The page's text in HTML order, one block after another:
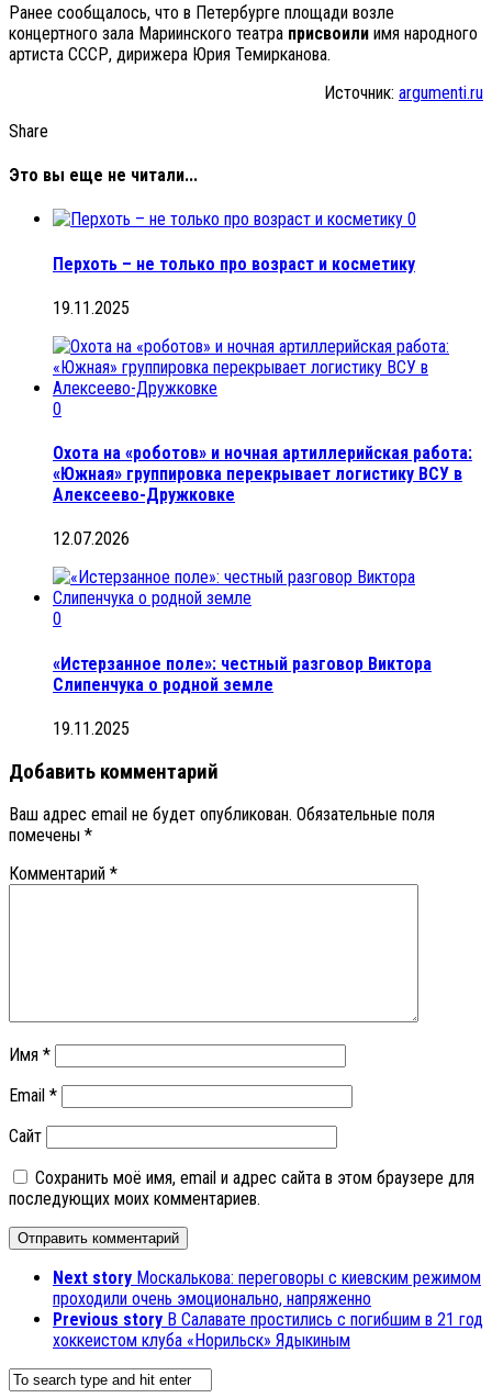
Ранее сообщалось, что в Петербурге площади возле
концертного зала Мариинского театра присвоили имя народного
артиста СССР, дирижера Юрия Темирканова.
Источник: argumenti.ru
Share
Это вы еще не читали...
0
Перхоть – не только про возраст и косметику
19.11.2025
0
Охота на «роботов» и ночная артиллерийская работа:
«Южная» группировка перекрывает логистику ВСУ в
Алексеево-Дружковке
12.07.2026
0
«Истерзанное поле»: честный разговор Виктора
Слипенчука о родной земле
19.11.2025
Добавить комментарий
Ваш адрес email не будет опубликован. Обязательные поля
помечены *
Комментарий *
Имя *
Email *
Сайт
Сохранить моё имя, email и адрес сайта в этом браузере для
последующих моих комментариев.
Next story Москалькова: переговоры с киевским режимом
проходили очень эмоционально, напряженно
Previous story В Салавате простились с погибшим в 21 год
хоккеистом клуба «Норильск» Ядыкиным